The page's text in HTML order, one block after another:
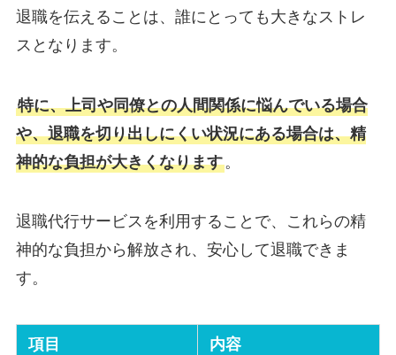
退職を伝えることは、誰にとっても大きなストレ
スとなります。
特に、上司や同僚との人間関係に悩んでいる場合
や、退職を切り出しにくい状況にある場合は、精
神的な負担が大きくなります。
退職代行サービスを利用することで、これらの精
神的な負担から解放され、安心して退職できま
す。
項目 内容